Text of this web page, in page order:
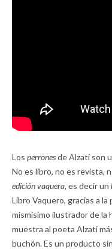
Los perronesde Alzati son
No es libro, no es revista,
edición vaquera, es decir un
Libro Vaquero, gracias a
mismísimo ilustrador de
muestra al poeta Alzati
buchón. Es un producto